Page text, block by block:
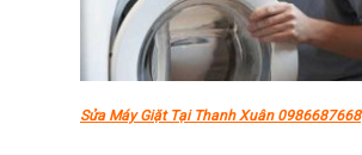
Sửa Máy Giặt Tại Thanh Xuân 0986687668